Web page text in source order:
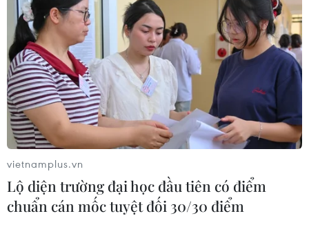
Trung Quốc nâng mức ứng phó khẩn
cấp với bão Dolphin
08/08/2026 07:10
Điện Biên từng bước hình thành thị
trường tín chỉ carbon rừng
08/08/2026 06:50
vietnamplus.vn
Lộ diện trường đại học đầu tiên có điểm
chuẩn cán mốc tuyệt đối 30/30 điểm